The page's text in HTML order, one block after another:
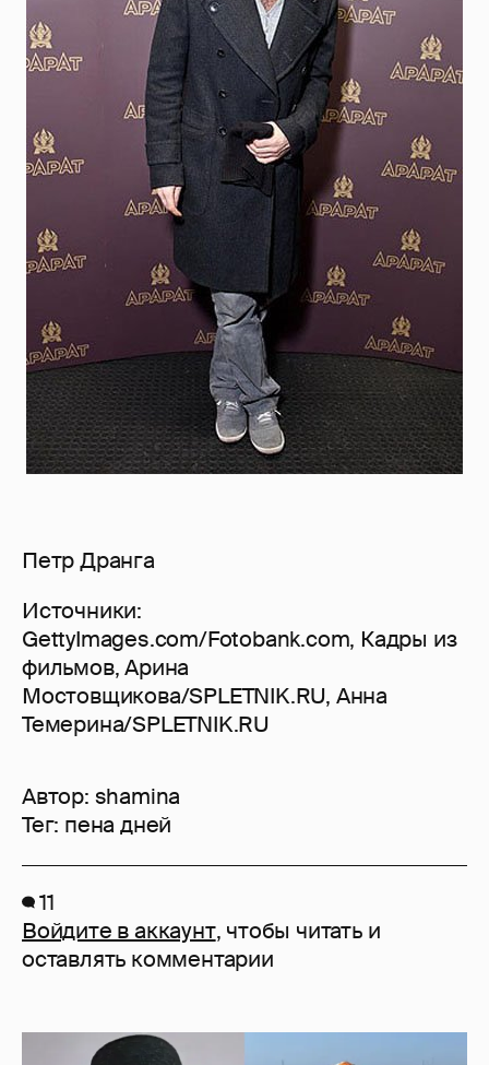
Петр Дранга
Источники:
GettyImages.com/Fotobank.com, Кадры из
фильмов, Арина
Мостовщикова/SPLETNIK.RU, Анна
Темерина/SPLETNIK.RU
Автор: shamina
Тег: пена дней
11
Войдите в аккаунт, чтобы читать и
оставлять комментарии